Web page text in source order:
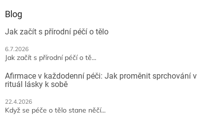
Blog
Jak začít s přírodní péčí o tělo
6.7.2026
Jak začít s přírodní péčí o tě...
Afirmace v každodenní péči: Jak proměnit sprchování v
rituál lásky k sobě
22.4.2026
Když se péče o tělo stane něčí...